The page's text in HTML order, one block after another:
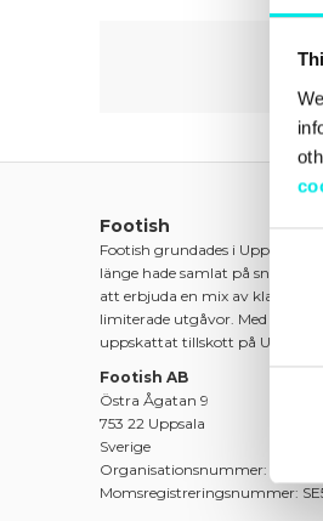
Footish
Footish grundades i Uppsala
länge hade samlat på
att erbjuda en mix av klassiska
limiterade utgåvor. Med
uppskattat tillskott på
Footish AB
Östra Ågatan 9
753 22 Uppsala
Sverige
Organisationsnummer: 556740-
Momsregistreringsnummer: